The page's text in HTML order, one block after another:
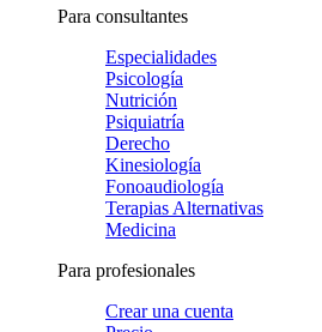
Para consultantes
Especialidades
Psicología
Nutrición
Psiquiatría
Derecho
Kinesiología
Fonoaudiología
Terapias Alternativas
Medicina
Para profesionales
Crear una cuenta